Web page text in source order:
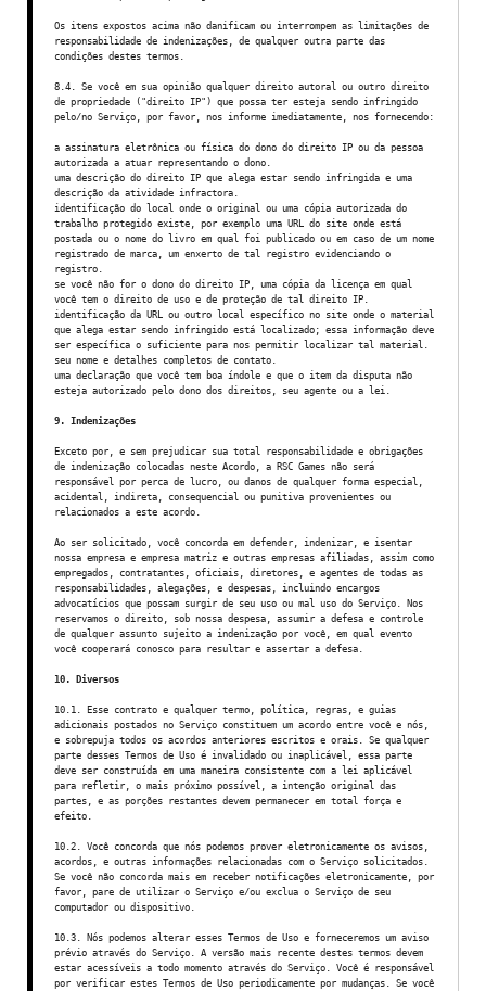
Os itens expostos acima não danificam ou interrompem as limitações de
responsabilidade de indenizações, de qualquer outra parte das
condições destes termos.
8.4. Se você em sua opinião qualquer direito autoral ou outro direito
de propriedade ("direito IP") que possa ter esteja sendo infringido
pelo/no Serviço, por favor, nos informe imediatamente, nos fornecendo:
a assinatura eletrônica ou física do dono do direito IP ou da pessoa
autorizada a atuar representando o dono.
uma descrição do direito IP que alega estar sendo infringida e uma
descrição da atividade infractora.
identificação do local onde o original ou uma cópia autorizada do
trabalho protegido existe, por exemplo uma URL do site onde está
postada ou o nome do livro em qual foi publicado ou em caso de um nome
registrado de marca, um enxerto de tal registro evidenciando o
registro.
se você não for o dono do direito IP, uma cópia da licença em qual
você tem o direito de uso e de proteção de tal direito IP.
identificação da URL ou outro local específico no site onde o material
que alega estar sendo infringido está localizado; essa informação deve
ser específica o suficiente para nos permitir localizar tal material.
seu nome e detalhes completos de contato.
uma declaração que você tem boa índole e que o item da disputa não
esteja autorizado pelo dono dos direitos, seu agente ou a lei.
9. Indenizações
Exceto por, e sem prejudicar sua total responsabilidade e obrigações
de indenização colocadas neste Acordo, a RSC Games não será
responsável por perca de lucro, ou danos de qualquer forma especial,
acidental, indireta, consequencial ou punitiva provenientes ou
relacionados a este acordo.
Ao ser solicitado, você concorda em defender, indenizar, e isentar
nossa empresa e empresa matriz e outras empresas afiliadas, assim como
empregados, contratantes, oficiais, diretores, e agentes de todas as
responsabilidades, alegações, e despesas, incluindo encargos
advocatícios que possam surgir de seu uso ou mal uso do Serviço. Nos
reservamos o direito, sob nossa despesa, assumir a defesa e controle
de qualquer assunto sujeito a indenização por você, em qual evento
você cooperará conosco para resultar e assertar a defesa.
10. Diversos
10.1. Esse contrato e qualquer termo, política, regras, e guias
adicionais postados no Serviço constituem um acordo entre você e nós,
e sobrepuja todos os acordos anteriores escritos e orais. Se qualquer
parte desses Termos de Uso é invalidado ou inaplicável, essa parte
deve ser construída em uma maneira consistente com a lei aplicável
para refletir, o mais próximo possível, a intenção original das
partes, e as porções restantes devem permanecer em total força e
efeito.
10.2. Você concorda que nós podemos prover eletronicamente os avisos,
acordos, e outras informações relacionadas com o Serviço solicitados.
Se você não concorda mais em receber notificações eletronicamente, por
favor, pare de utilizar o Serviço e/ou exclua o Serviço de seu
computador ou dispositivo.
10.3. Nós podemos alterar esses Termos de Uso e forneceremos um aviso
prévio através do Serviço. A versão mais recente destes termos devem
estar acessíveis a todo momento através do Serviço. Você é responsável
por verificar estes Termos de Uso periodicamente por mudanças. Se você